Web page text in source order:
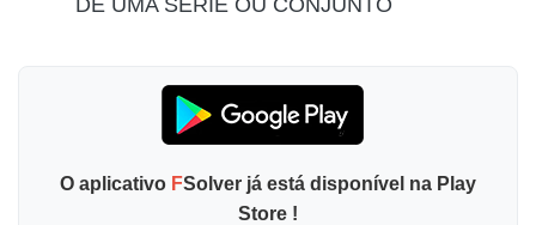
DE UMA SERIE OU CONJUNTO
O aplicativo FSolver já está disponível na Play
Store !